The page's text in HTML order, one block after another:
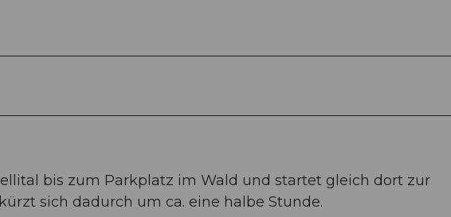
bis zum Parkplatz im Wald und startet gleich dort zur
sich dadurch um ca. eine halbe Stunde.